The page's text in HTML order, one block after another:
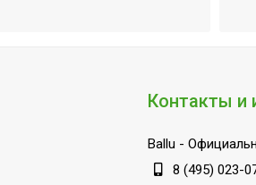
Контакты и
Ballu -
8 (495) 023-